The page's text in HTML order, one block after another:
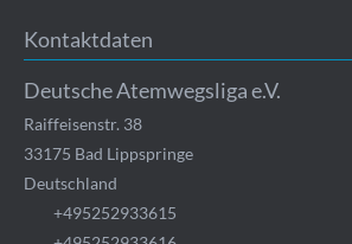
Kontaktdaten
Deutsche Atemwegsliga e.V.
Raiffeisenstr. 38
33175 Bad Lippspringe
Deutschland
+495252933615